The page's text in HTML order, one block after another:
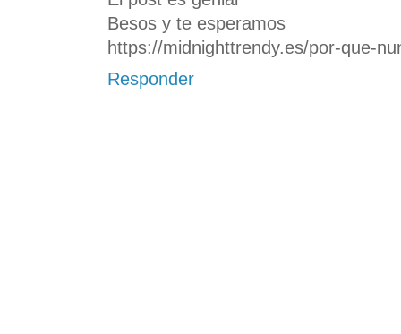
Besos y te esperamos
https://midnighttrendy.es/por-que-
Responder